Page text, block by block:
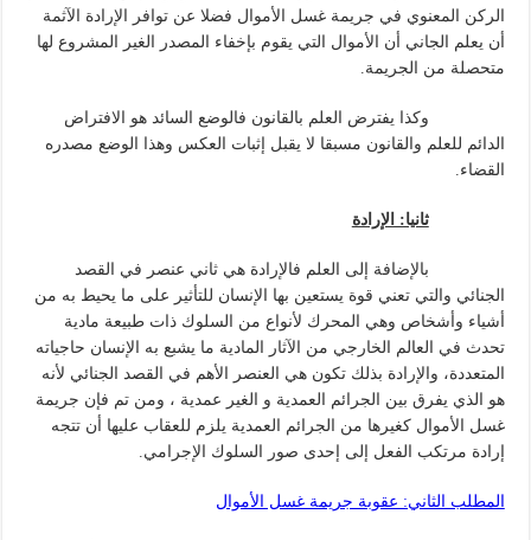
الركن المعنوي في جريمة غسل الأموال فضلا عن توافر الإرادة الآثمة
أن يعلم الجاني أن الأموال التي يقوم بإخفاء المصدر الغير المشروع لها
متحصلة من الجريمة.
وكذا يفترض العلم بالقانون فالوضع السائد هو الافتراض
الدائم للعلم والقانون مسبقا لا يقبل إثبات العكس وهذا الوضع مصدره
القضاء.
ثانيا: الإرادة
بالإضافة إلى العلم فالإرادة هي ثاني عنصر في القصد
الجنائي والتي تعني قوة يستعين بها الإنسان للتأثير على ما يحيط به من
أشياء وأشخاص وهي المحرك لأنواع من السلوك ذات طبيعة مادية
تحدث في العالم الخارجي من الآثار المادية ما يشبع به الإنسان حاجياته
المتعددة، والإرادة بذلك تكون هي العنصر الأهم في القصد الجنائي لأنه
هو الذي يفرق بين الجرائم العمدية و الغير عمدية ، ومن تم فإن جريمة
غسل الأموال كغيرها من الجرائم العمدية يلزم للعقاب عليها أن تتجه
إرادة مرتكب الفعل إلى إحدى صور السلوك الإجرامي.
المطلب الثاني: عقوبة جريمة غسل الأموال